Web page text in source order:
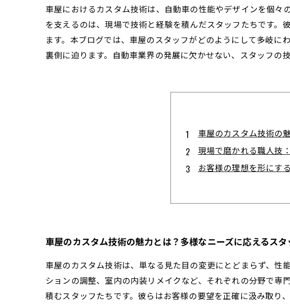
車屋におけるカスタム技術は、自動車の性能やデザインを個
を支えるのは、現場で技術と経験を積んだスタッフたちです
ます。本ブログでは、車屋のスタッフがどのようにして多岐
裏側に迫ります。自動車業界の発展に欠かせない、スタッフの
車屋のカスタム技術の
現場で磨かれる職人技
お客様の理想を形にす
チームワークが支える
カスタム技術が自動車
カスタム専門店が大切
車屋のカスタム技術の魅力とは？多様なニーズに応えるス
車屋のカスタム技術は、単なる見た目の変更にとどまらず、
ションの調整、室内の内装リメイクなど、それぞれの分野で
積むスタッフたちです。彼らはお客様の要望を正確に汲み取り